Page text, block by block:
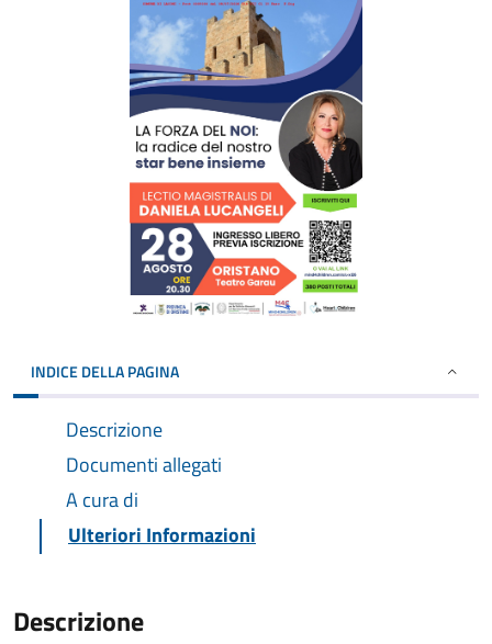
INDICE DELLA PAGINA
Descrizione
Documenti allegati
A cura di
Ulteriori Informazioni
Descrizione